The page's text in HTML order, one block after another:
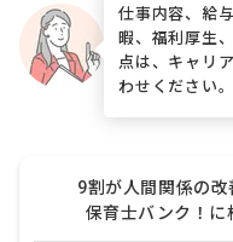
仕事内容、給
暇、福利厚生
点は、キャリ
わせください。
9割が人間関係の改
保育士バンク！に